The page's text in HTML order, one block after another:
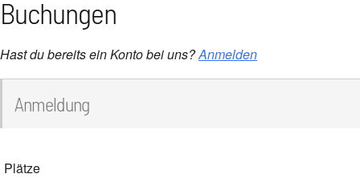
Buchungen
Hast du bereits ein Konto bei uns?Anmelden
Anmeldung
Plätze